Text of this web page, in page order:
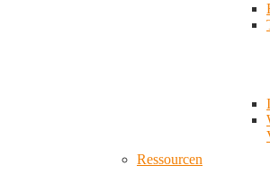
Ressourcen